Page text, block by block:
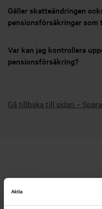
Gäller skatteändringen
pensionsförsäkringar som
Var kan jag kontrollera
pensionsförsäkring?
Gå tillbaka till sidan –